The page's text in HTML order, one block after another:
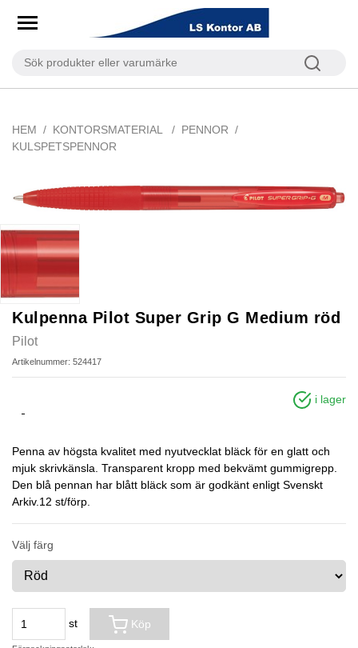
HEM KONTORSMATERIAL
PENNOR
KULSPETSPENNOR
Kulpenna Pilot Super Grip G Medium röd
Pilot
Artikelnummer: 524417
i lager
Penna av högsta kvalitet med nyutvecklat bläck för en glatt och
mjuk skrivkänsla. Transparent kropp med bekvämt gummigrepp.
Den blå pennan har blått bläck som är godkänt enligt Svenskt
Arkiv.12 st/förp.
Välj färg
st Köp